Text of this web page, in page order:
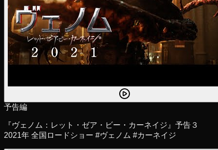
予告編
『ヴェノム：レット・ゼア・ビー・カーネイジ』予告３
2021年 全国ロードショー #ヴェノム #カーネイジ